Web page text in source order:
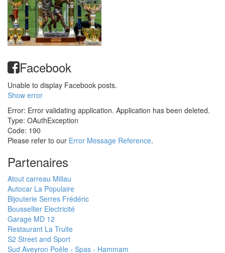
Facebook
Unable to display Facebook posts.
Show error
Error: Error validating application. Application has been deleted.
Type: OAuthException
Code: 190
Please refer to our Error Message Reference.
Partenaires
Atout carreau Millau
Autocar La Populaire
Bijouterie Serres Frédéric
Boussellier Electricité
Garage MD 12
Restaurant La Truite
S2 Street and Sport
Sud Aveyron Poêle - Spas - Hammam